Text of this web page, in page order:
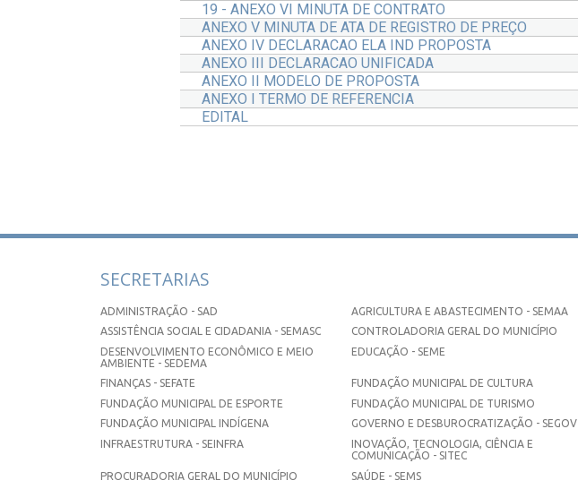
19 - ANEXO VI MINUTA DE CONTRATO
ANEXO V MINUTA DE ATA DE REGISTRO DE PREÇO
ANEXO IV DECLARACAO ELA IND PROPOSTA
ANEXO III DECLARACAO UNIFICADA
ANEXO II MODELO DE PROPOSTA
ANEXO I TERMO DE REFERENCIA
EDITAL
SECRETARIAS
ADMINISTRAÇÃO - SAD
AGRICULTURA E ABASTECIMENTO - SEMAA
ASSISTÊNCIA SOCIAL E CIDADANIA - SEMASC
CONTROLADORIA GERAL DO MUNICÍPIO
DESENVOLVIMENTO ECONÔMICO E MEIO
AMBIENTE - SEDEMA
EDUCAÇÃO - SEME
FINANÇAS - SEFATE
FUNDAÇÃO MUNICIPAL DE CULTURA
FUNDAÇÃO MUNICIPAL DE ESPORTE
FUNDAÇÃO MUNICIPAL DE TURISMO
FUNDAÇÃO MUNICIPAL INDÍGENA
GOVERNO E DESBUROCRATIZAÇÃO - SEGOV
INFRAESTRUTURA - SEINFRA
INOVAÇÃO, TECNOLOGIA, CIÊNCIA E
COMUNICAÇÃO - SITEC
PROCURADORIA GERAL DO MUNICÍPIO
SAÚDE - SEMS